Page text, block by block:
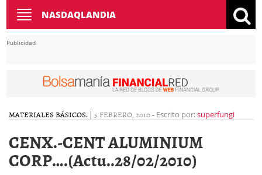
Toggle
navigation
NASDAQLANDIA
Publicidad
MATERIALES BÁSICOS. | 5 FEBRERO, 2010- Escrito por:superfungi
CENX.-CENT ALUMINIUM
CORP….(Actu..28/02/2010)